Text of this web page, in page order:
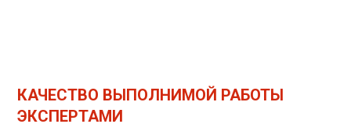
КАЧЕСТВО ВЫПОЛНИМОЙ РАБОТЫ
ЭКСПЕРТАМИ